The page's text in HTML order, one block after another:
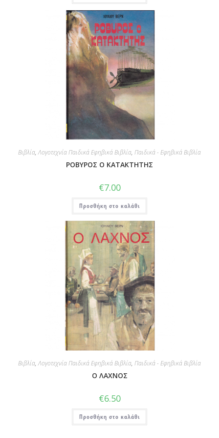
Βιβλία,Λογοτεχνία Παιδικά Εφηβικά Βιβλία, Παιδικά - Εφηβικά Βιβλία
ΡΟΒΥΡΟΣ Ο ΚΑΤΑΚΤΗΤΗΣ
€7.00
Προσθήκη στο καλάθι
Βιβλία,Λογοτεχνία Παιδικά Εφηβικά Βιβλία, Παιδικά - Εφηβικά Βιβλία
Ο ΛΑΧΝΟΣ
€6.50
Προσθήκη στο καλάθι